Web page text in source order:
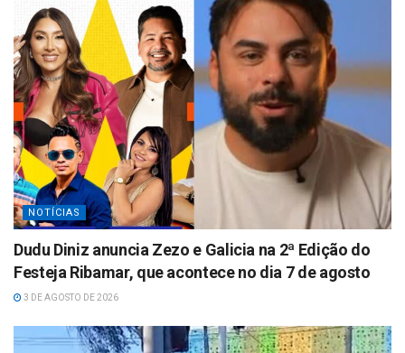
p
NOTÍCIAS
Dudu Diniz anuncia Zezo e Galicia na 2ª Edição do
Festeja Ribamar, que acontece no dia 7 de agosto
3 DE AGOSTO DE 2026